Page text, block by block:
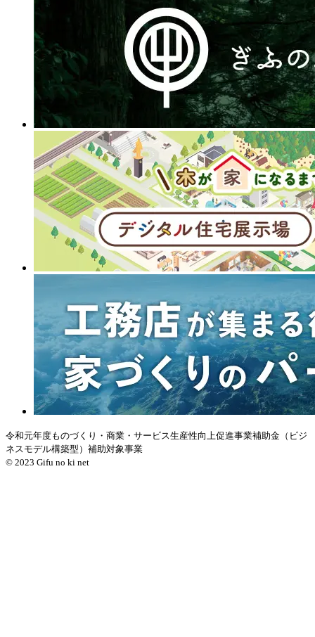
令和元年度ものづくり・商業・サービス生産性向上促進事業補助金（ビジ
ネスモデル構築型）補助対象事業
© 2023 Gifu no ki net